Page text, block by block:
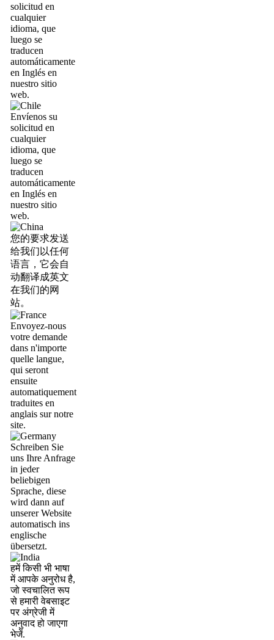
solicitud en
cualquier
idioma, que
luego se
traducen
automáticamente
en Inglés en
nuestro sitio
web.
Envíenos su
solicitud en
cualquier
idioma, que
luego se
traducen
automáticamente
en Inglés en
nuestro sitio
web.
您的要求发送
给我们以任何
语言，它会自
动翻译成英文
在我们的网
站。
Envoyez-nous
votre demande
dans n'importe
quelle langue,
qui seront
ensuite
automatiquement
traduites en
anglais sur notre
site.
Schreiben Sie
uns Ihre Anfrage
in jeder
beliebigen
Sprache, diese
wird dann auf
unserer Website
automatisch ins
englische
übersetzt.
हमें किसी भी भाषा
में आपके अनुरोध है,
जो स्वचालित रूप
से हमारी वेबसाइट
पर अंग्रेजी में
अनुवाद हो जाएगा
भेजें.